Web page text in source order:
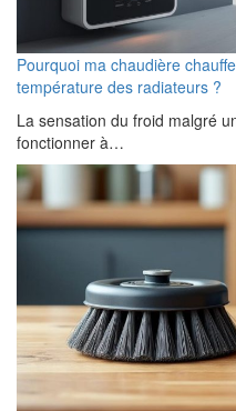
Pourquoi ma chaudière
température des radiateurs ?
La sensation du froid malgré
fonctionner à…